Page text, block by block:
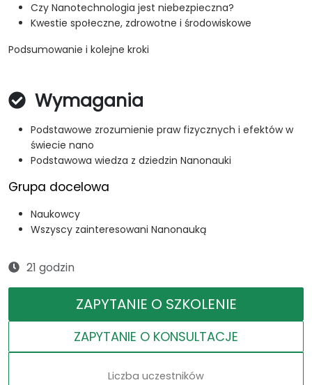
Czy Nanotechnologia jest niebezpieczna?
Kwestie społeczne, zdrowotne i środowiskowe
Podsumowanie i kolejne kroki
Wymagania
Podstawowe zrozumienie praw fizycznych i efektów w
świecie nano
Podstawowa wiedza z dziedzin Nanonauki
Grupa docelowa
Naukowcy
Wszyscy zainteresowani Nanonauką
21 godzin
ZAPYTANIE O SZKOLENIE
ZAPYTANIE O KONSULTACJE
Liczba uczestników